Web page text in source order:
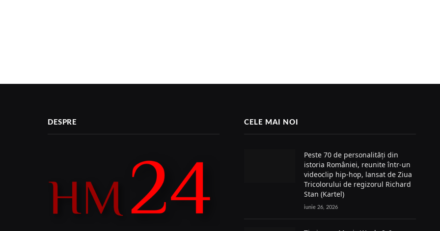
DESPRE CELE MAI NOI
Peste 70 de personalități din
istoria României, reunite într-un
videoclip hip-hop, lansat de Ziua
Tricolorului de regizorul Richard
Stan (Kartel)
iunie 26, 2026